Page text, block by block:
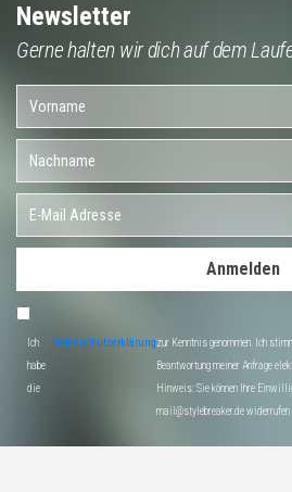
Newsletter
Gerne halten wir dich auf dem
Anmelden
Ich
habe
die
Datenschutzerklärungzur Kenntnis genommen. Ich
Beantwortung meiner Anfrage
Hinweis: Sie können Ihre
mail@stylebreaker.de widerrufen